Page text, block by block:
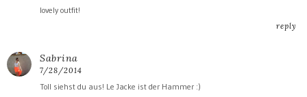
lovely outfit!
reply
Sabrina
7/28/2014
Toll siehst du aus! Le Jacke ist der Hammer :)